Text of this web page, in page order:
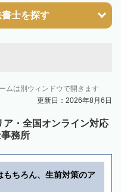
士を探す
ムは別ウィンドウで開きます
更新日：2026年8月6日
・全国オンライン対応
務所
もちろん、生前対策のア